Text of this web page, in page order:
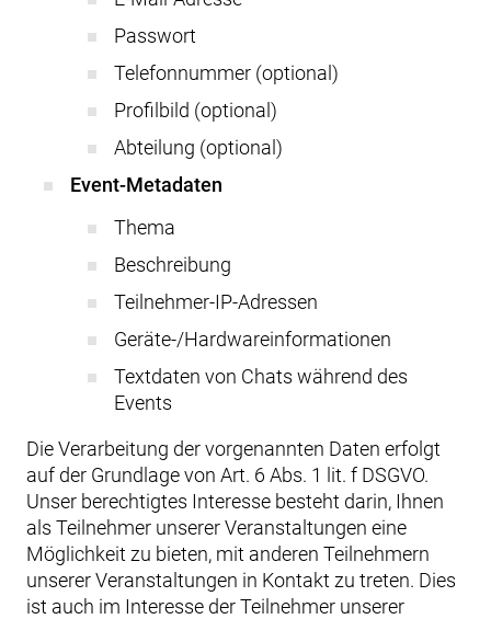
Passwort
Telefonnummer (optional)
Profilbild (optional)
Abteilung (optional)
Event-Metadaten
Thema
Beschreibung
Teilnehmer-IP-Adressen
Geräte-/Hardwareinformationen
Textdaten von Chats während des
Events
Die Verarbeitung der vorgenannten Daten erfolgt
auf der Grundlage von Art. 6 Abs. 1 lit. f DSGVO.
Unser berechtigtes Interesse besteht darin, Ihnen
als Teilnehmer unserer Veranstaltungen eine
Möglichkeit zu bieten, mit anderen Teilnehmern
unserer Veranstaltungen in Kontakt zu treten. Dies
ist auch im Interesse der Teilnehmer unserer